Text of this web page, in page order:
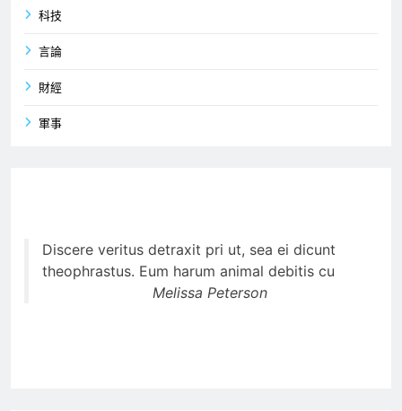
科技
言論
財經
軍事
Discere veritus detraxit pri ut, sea ei dicunt
theophrastus. Eum harum animal debitis cu
Melissa Peterson